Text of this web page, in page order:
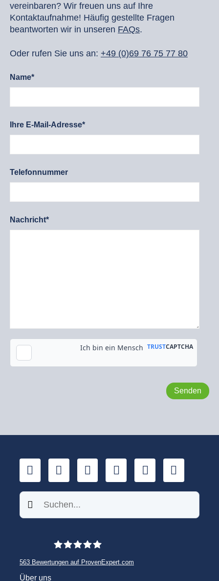
vereinbaren? Wir freuen uns auf Ihre
Kontaktaufnahme! Häufig gestellte Fragen
beantworten wir in unseren FAQs.
Oder rufen Sie uns an: +49 (0)69 76 75 77 80
Name*
Ihre E-Mail-Adresse*
Telefonnummer
Nachricht*
Kopie an meine E-Mail-Adresse senden
LinkedInYouTube
Xing Facebook
Twitter
Suchen
563 Bewertungen auf ProvenExpert.com
Über uns